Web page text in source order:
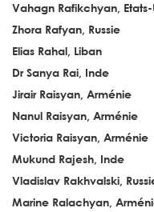
Vahagn Rafikchyan, Etats-
Zhora Rafyan, Russie
Elias Rahal, Liban
Dr Sanya Rai, Inde
Jirair Raisyan, Arménie
Nanul Raisyan, Arménie
Victoria Raisyan, Arménie
Mukund Rajesh, Inde
Vladislav Rakhvalski,
Marine Ralachyan,